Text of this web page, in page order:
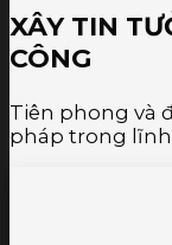
XÂY TIN
CÔNG
Tiên phong và
pháp trong lĩnh